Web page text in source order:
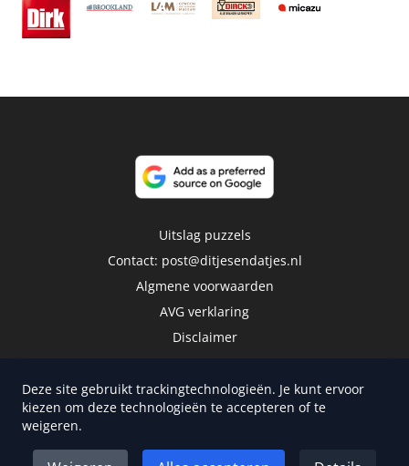
Uitslag puzzels
Contact: post@ditjesendatjes.nl
Algmene voorwaarden
AVG verklaring
Disclaimer
Deze site gebruikt trackingtechnologieën. Je kunt ervoor
kiezen om deze technologieën te accepteren of te
weigeren.